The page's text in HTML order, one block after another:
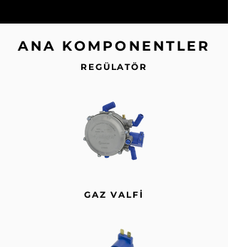
ANA KOMPONENTLER
REGÜLATÖR
GAZ VALFİ